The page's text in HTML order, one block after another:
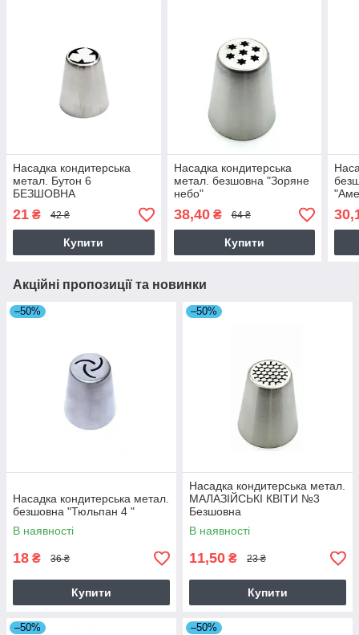
Насадка кондитерська
метал. Бутон 6
БЕЗШОВНА
21 ₴ 42 ₴
Купити
Насадка кондитерська
метал. безшовна "Зоряне
небо"
38,40₴ 64 ₴
Купити
Акційні пропозиції та новинки
–50%
Насадка кондитерська метал.
безшовна "Тюльпан 4 "
В наявності
18 ₴ 36 ₴
Купити
–50%
Насадка кондитерська метал.
МАЛАЗІЙСЬКІ КВІТИ №3
Безшовна
В наявності
11,50 ₴ 23 ₴
Купити
–50% –50%